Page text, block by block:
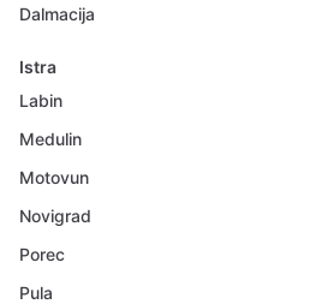
Dalmacija
Istra
Labin
Medulin
Motovun
Novigrad
Porec
Pula